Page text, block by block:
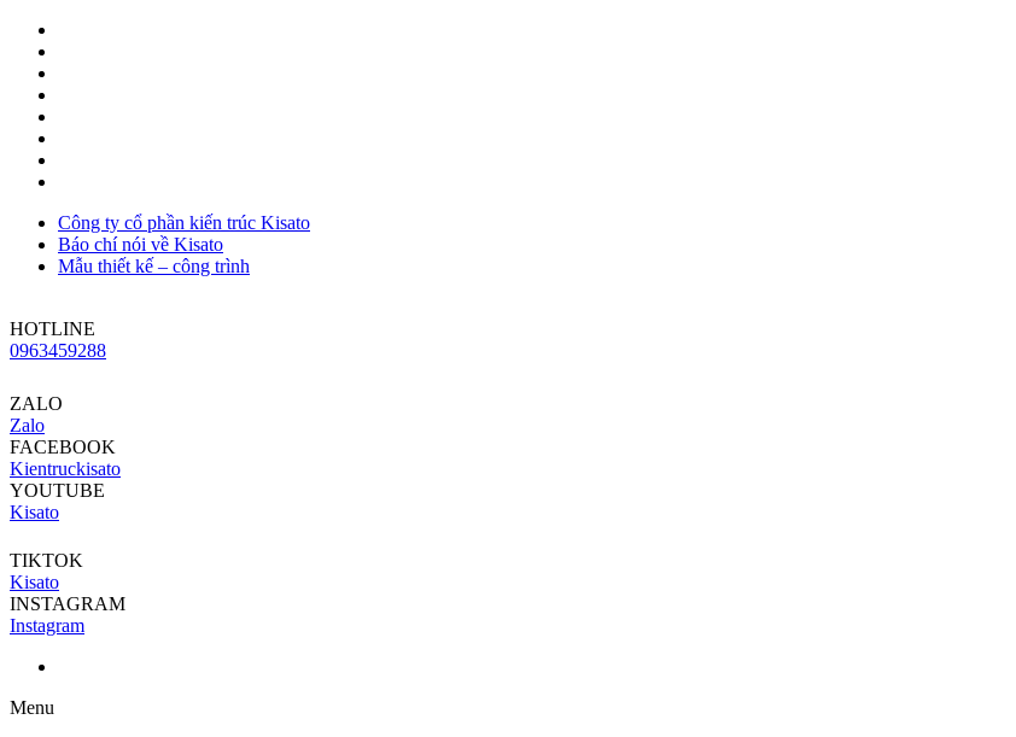
Công ty cổ phần kiến trúc Kisato
Báo chí nói về Kisato
Mẫu thiết kế – công trình
HOTLINE
0963459288
ZALO
Zalo
FACEBOOK
Kientruckisato
YOUTUBE
Kisato
TIKTOK
Kisato
INSTAGRAM
Instagram
Menu